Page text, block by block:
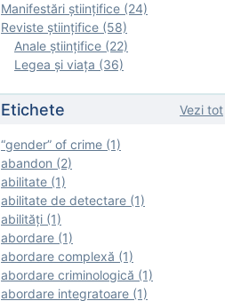
Manifestări ştiinţifice (24)
Reviste ştiinţifice (58)
Anale ştiinţifice (22)
Legea şi viaţa (36)
Etichete Vezi tot
“gender” of crime (1)
abandon (2)
abilitate (1)
abilitate de detectare (1)
abilităţi (1)
abordare (1)
abordare complexă (1)
abordare criminologică (1)
abordare integratoare (1)